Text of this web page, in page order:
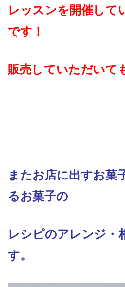
レッスンを開催して
です！
販売していただいて
またお店に出すお菓
るお菓子の
レシピのアレンジ・
す。